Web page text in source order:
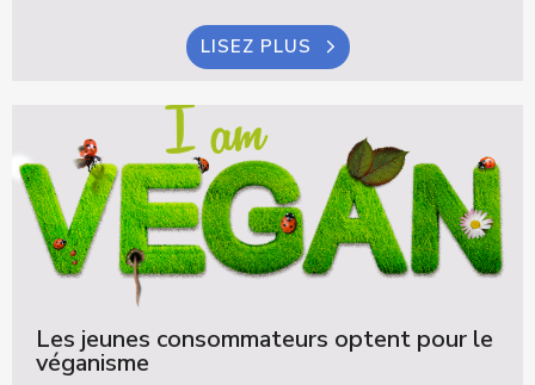
LISEZ PLUS
Les jeunes consommateurs optent pour le
véganisme